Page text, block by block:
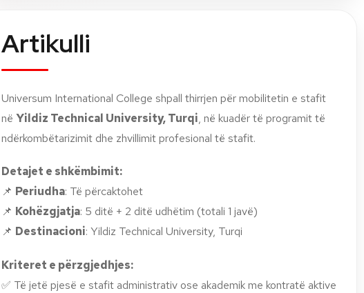
Artikulli
Universum International College shpall thirrjen për mobilitetin e stafit
në Yildiz Technical University, Turqi, në kuadër të programit të
ndërkombëtarizimit dhe zhvillimit profesional të stafit.
Detajet e shkëmbimit:
📌 Periudha: Të përcaktohet
📌 Kohëzgjatja: 5 ditë + 2 ditë udhëtim (totali 1 javë)
📌 Destinacioni: Yildiz Technical University, Turqi
Kriteret e përzgjedhjes:
✅ Të jetë pjesë e stafit administrativ ose akademik me kontratë aktive